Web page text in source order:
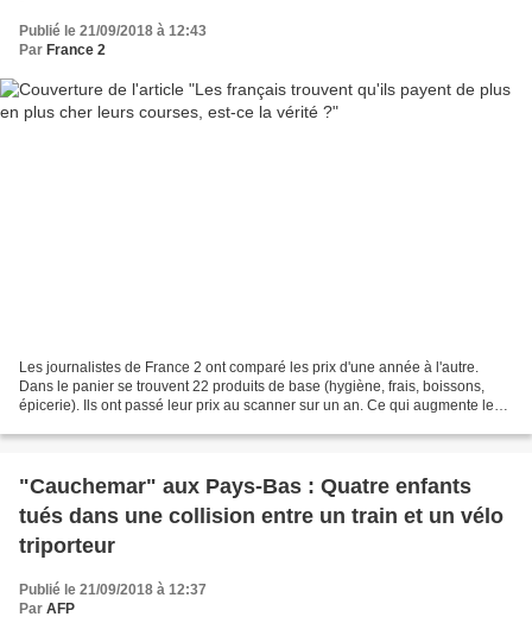
Publié le 21/09/2018 à 12:43
Par France 2
Les journalistes de France 2 ont comparé les prix d'une année à l'autre.
Dans le panier se trouvent 22 produits de base (hygiène, frais, boissons,
épicerie). Ils ont passé leur prix au scanner sur un an. Ce qui augmente le
"Cauchemar" aux Pays-Bas : Quatre enfants
tués dans une collision entre un train et un vélo
triporteur
Publié le 21/09/2018 à 12:37
Par AFP